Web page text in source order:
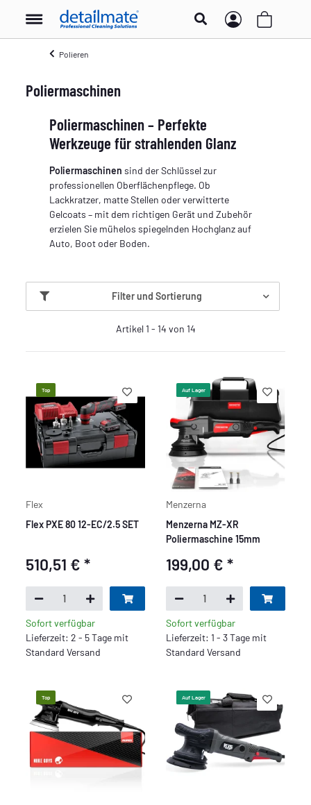
Polieren
Poliermaschinen
Poliermaschinen – Perfekte
Werkzeuge für strahlenden Glanz
Poliermaschinen sind der Schlüssel zur
professionellen Oberflächenpflege. Ob
Lackkratzer, matte Stellen oder verwitterte
Gelcoats – mit dem richtigen Gerät und Zubehör
erzielen Sie mühelos spiegelnden Hochglanz auf
Auto, Boot oder Boden.
Filter und Sortierung
Artikel 1 - 14 von 14
Top
Flex
Flex PXE 80 12-EC/2.5 SET
510,51 €*
Sofort verfügbar
Lieferzeit: 2 - 5 Tage mit
Standard Versand
Auf Lager
Menzerna
Menzerna MZ-XR
Poliermaschine 15mm
199,00 € *
Sofort verfügbar
Lieferzeit: 1 - 3 Tage mit
Standard Versand
Top Auf Lager